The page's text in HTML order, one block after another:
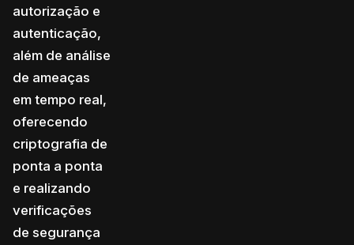
autorização e
autenticação,
além de análise
de ameaças
em tempo real,
oferecendo
criptografia de
ponta a ponta
e realizando
verificações
de segurança